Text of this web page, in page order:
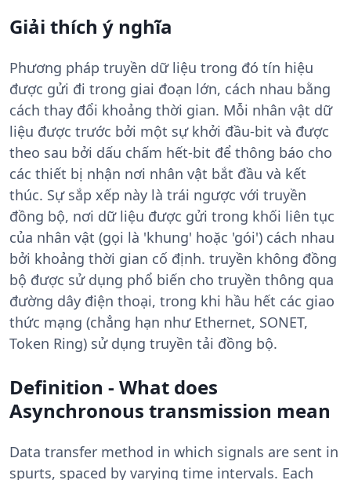
Giải thích ý nghĩa
Phương pháp truyền dữ liệu trong đó tín hiệu
được gửi đi trong giai đoạn lớn, cách nhau bằng
cách thay đổi khoảng thời gian. Mỗi nhân vật dữ
liệu được trước bởi một sự khởi đầu-bit và được
theo sau bởi dấu chấm hết-bit để thông báo cho
các thiết bị nhận nơi nhân vật bắt đầu và kết
thúc. Sự sắp xếp này là trái ngược với truyền
đồng bộ, nơi dữ liệu được gửi trong khối liên tục
của nhân vật (gọi là 'khung' hoặc 'gói') cách nhau
bởi khoảng thời gian cố định. truyền không đồng
bộ được sử dụng phổ biến cho truyền thông qua
đường dây điện thoại, trong khi hầu hết các giao
thức mạng (chẳng hạn như Ethernet, SONET,
Token Ring) sử dụng truyền tải đồng bộ.
Definition - What does
Asynchronous transmission mean
Data transfer method in which signals are sent in
spurts, spaced by varying time intervals. Each